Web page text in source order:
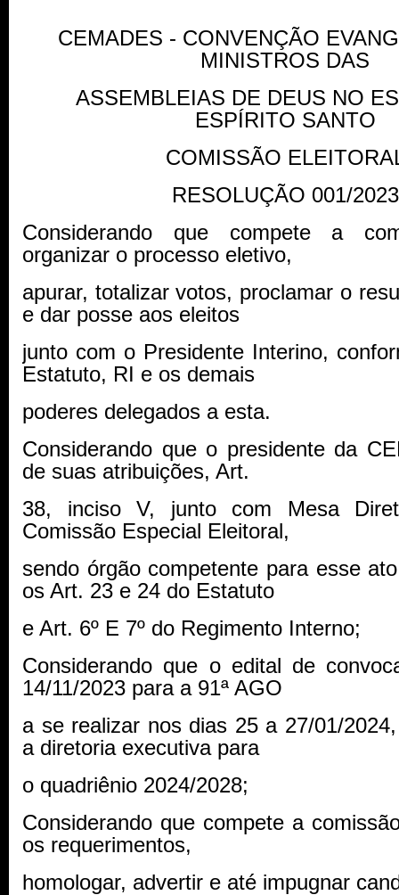
CEMADES - CONVENÇÃO
MINISTROS DAS
ASSEMBLEIAS DE DEUS NO
ESPÍRITO SANTO
COMISSÃO
RESOLUÇÃO 001/2023
Considerando que compete a
organizar o processo eletivo,
apurar, totalizar votos, proclamar o
e dar posse aos eleitos
junto com o Presidente Interino,
Estatuto, RI e os demais
poderes delegados a esta.
Considerando que o presidente da
de suas atribuições, Art.
38, inciso V, junto com Mesa
Comissão Especial Eleitoral,
sendo órgão competente para esse
os Art. 23 e 24 do Estatuto
e Art. 6º E 7º do Regimento Interno;
Considerando que o edital de
14/11/2023 para a 91ª AGO
a se realizar nos dias 25 a 27/01/
a diretoria executiva para
o quadriênio 2024/2028;
Considerando que compete a
os requerimentos,
homologar, advertir e até impugnar